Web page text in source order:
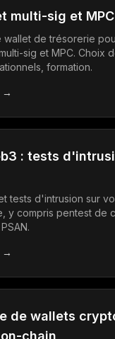
multi-sig et MPC
wallet de trésorerie
sig et MPC. Choix
formation.
→
: tests
tests d'intrusion sur
y compris pentest de
→
de wallets
chain